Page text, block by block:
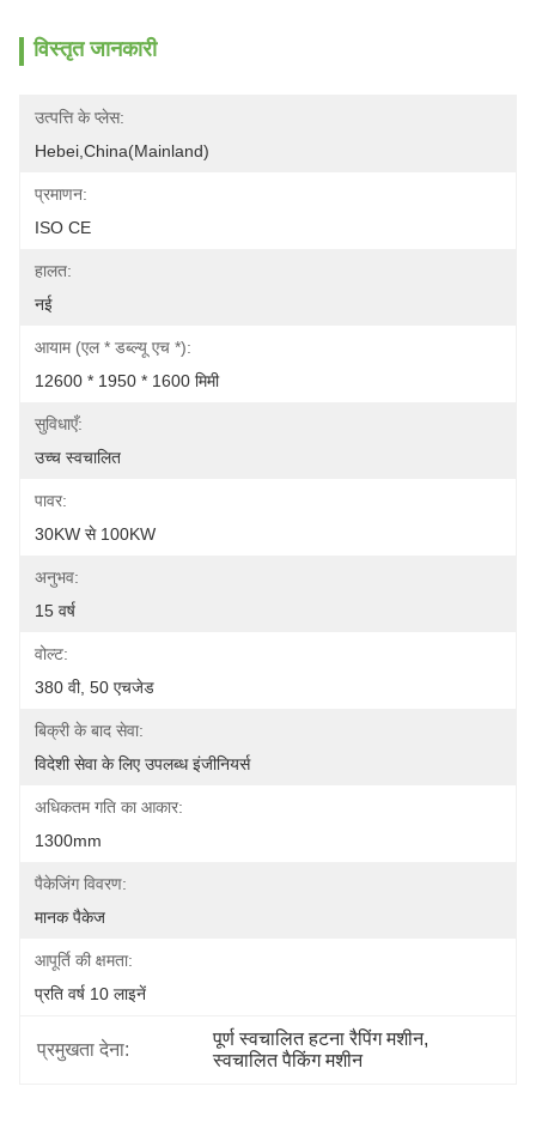
विस्तृत जानकारी
उत्पत्ति के प्लेस:
Hebei,china(Mainland)
प्रमाणन:
ISO CE
हालत:
नई
आयाम (एल * डब्ल्यू एच *):
12600 * 1950 * 1600 मिमी
सुविधाएँ:
उच्च स्वचालित
पावर:
30KW से 100KW
अनुभव:
15 वर्ष
वोल्ट:
380 वी, 50 एचजेड
बिक्री के बाद सेवा:
विदेशी सेवा के लिए उपलब्ध इंजीनियर्स
अधिकतम गति का आकार:
1300mm
पैकेजिंग विवरण:
मानक पैकेज
आपूर्ति की क्षमता:
प्रति वर्ष 10 लाइनें
प्रमुखता देना:
पूर्ण स्वचालित हटना रैपिंग मशीन,
स्वचालित पैकिंग मशीन